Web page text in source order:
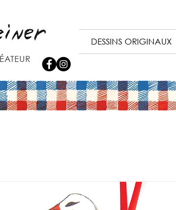
DESSINS ORIGINAUX